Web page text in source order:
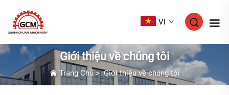
VI
Giới thiệu về chúng tôi
Trang Chủ>Giới thiệu về chúng tôi